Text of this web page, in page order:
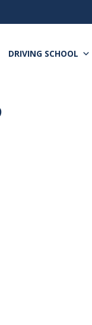
DRIVING SCHOOL